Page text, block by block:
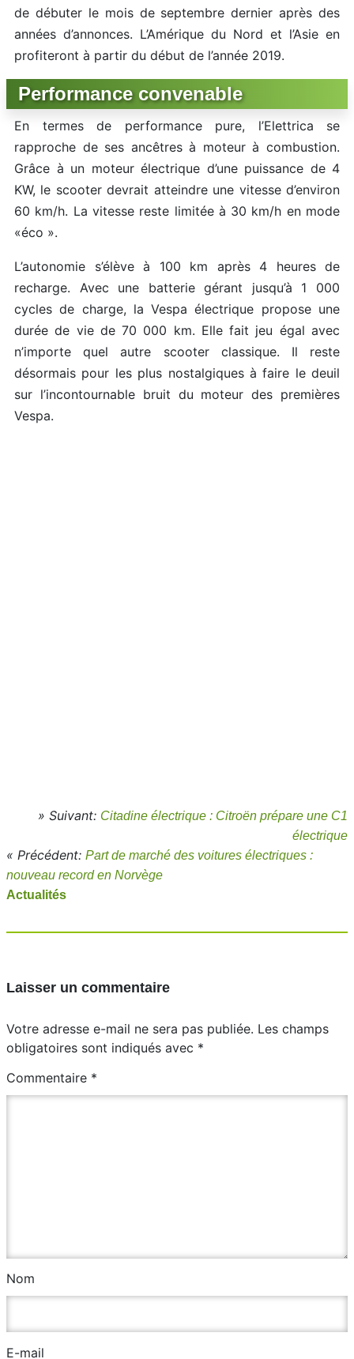
de débuter le mois de septembre dernier après des
années d’annonces. L’Amérique du Nord et l’Asie en
profiteront à partir du début de l’année 2019.
Performance convenable
En termes de performance pure, l’Elettrica se
rapproche de ses ancêtres à moteur à combustion.
Grâce à un moteur électrique d’une puissance de 4
KW, le scooter devrait atteindre une vitesse d’environ
60 km/h. La vitesse reste limitée à 30 km/h en mode
«éco ».
L’autonomie s’élève à 100 km après 4 heures de
recharge. Avec une batterie gérant jusqu’à 1 000
cycles de charge, la Vespa électrique propose une
durée de vie de 70 000 km. Elle fait jeu égal avec
n’importe quel autre scooter classique. Il reste
désormais pour les plus nostalgiques à faire le deuil
sur l’incontournable bruit du moteur des premières
Vespa.
» Suivant: Citadine électrique : Citroën prépare une C1
électrique
« Précédent: Part de marché des voitures électriques :
nouveau record en Norvège
Actualités
Laisser un commentaire
Votre adresse e-mail ne sera pas publiée. Les champs
obligatoires sont indiqués avec *
Commentaire *
Nom
E-mail